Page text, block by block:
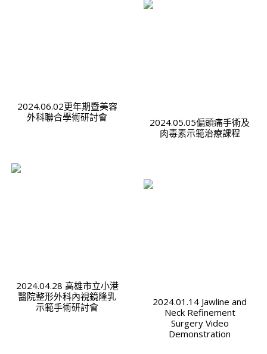
2024.06.02更年期暨美容
外科聯合學術研討會
2024.05.05偏頭痛手術及
肉毒素示範治療課程
2024.04.28 高雄市立小港
醫院整形外科內視鏡隆乳
示範手術研討會
2024.01.14 Jawline and
Neck Refinement
Surgery Video
Demonstration